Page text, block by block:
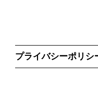
プライバシーポリシ